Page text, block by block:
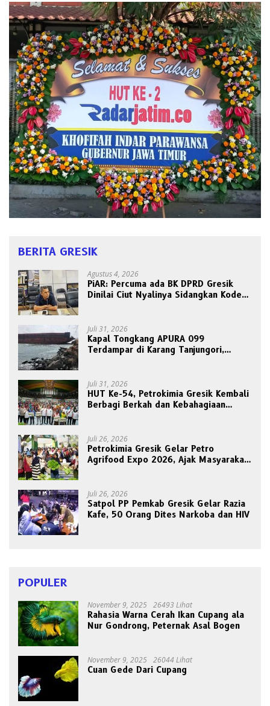
BERITA GRESIK
Agustus 4, 2026
PiAR: Percuma ada BK DPRD Gresik
Dinilai Ciut Nyalinya Sidangkan Kode
Juli 31, 2026
Kapal Tongkang APURA 099
Terdampar di Karang Tanjungori,
Juli 31, 2026
HUT Ke-54, Petrokimia Gresik Kembali
Berbagi Berkah dan Kebahagiaan
Juli 26, 2026
Petrokimia Gresik Gelar Petro
Agrifood Expo 2026, Ajak Masyarakat
Juli 26, 2026
Satpol PP Pemkab Gresik Gelar Razia
Kafe, 50 Orang Dites Narkoba dan HIV
POPULER
November 9, 2025 26493 Lihat
Rahasia Warna Cerah Ikan Cupang ala
Nur Gondrong, Peternak Asal Bogen
November 9, 2025 26044 Lihat
Cuan Gede Dari Cupang